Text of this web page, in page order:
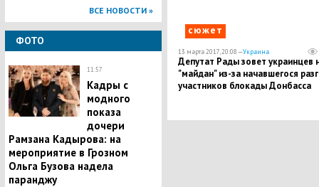
ВСЕ НОВОСТИ »
ФОТО
11:57
Кадры с
модного
показа
дочери
Рамзана Кадырова: на
мероприятие в Грозном
Ольга Бузова надела
паранджу
сюжет
13 марта 2017, 20:08 —Украина
Депутат Рады зовет украинцев
"майдан" из-за начавшегося
участников блокады Донбасса